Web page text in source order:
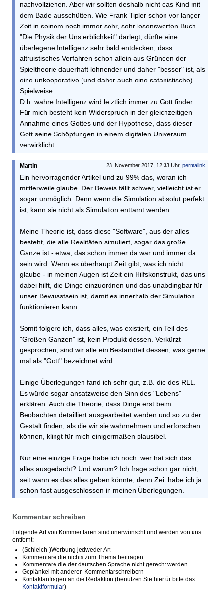
nachvollziehen. Aber wir sollten deshalb nicht das Kind mit
dem Bade ausschütten. Wie Frank Tipler schon vor langer
Zeit in seinem noch immer sehr, sehr lesenswerten Buch
"Die Physik der Unsterblichkeit" darlegt, dürfte eine
überlegene Intelligenz sehr bald entdecken, dass
altruistisches Verfahren schon allein aus Gründen der
Spieltheorie dauerhaft lohnender und daher "besser" ist, als
eine unkooperative (und daher auch eine satanistische)
Spielweise.
D.h. wahre Intelligenz wird letztlich immer zu Gott finden.
Für mich besteht kein Widerspruch in der gleichzeitigen
Annahme eines Gottes und der Hypothese, dass dieser
Gott seine Schöpfungen in einem digitalen Universum
verwirklicht.
23. November 2017, 12:33 Uhr, permalink
Martin
Ein hervorragender Artikel und zu 99% das, woran ich
mittlerweile glaube. Der Beweis fällt schwer, vielleicht ist er
sogar unmöglich. Denn wenn die Simulation absolut perfekt
ist, kann sie nicht als Simulation enttarnt werden.
Meine Theorie ist, dass diese "Software", aus der alles
besteht, die alle Realitäten simuliert, sogar das große
Ganze ist - etwa, das schon immer da war und immer da
sein wird. Wenn es überhaupt Zeit gibt, was ich nicht
glaube - in meinen Augen ist Zeit ein Hilfskonstrukt, das uns
dabei hilft, die Dinge einzuordnen und das unabdingbar für
unser Bewusstsein ist, damit es innerhalb der Simulation
funktionieren kann.
Somit folgere ich, dass alles, was existiert, ein Teil des
"Großen Ganzen" ist, kein Produkt dessen. Verkürzt
gesprochen, sind wir alle ein Bestandteil dessen, was gerne
mal als "Gott" bezeichnet wird.
Einige Überlegungen fand ich sehr gut, z.B. die des RLL.
Es würde sogar ansatzweise den Sinn des "Lebens"
erklären. Auch die Theorie, dass Dinge erst beim
Beobachten detailliert ausgearbeitet werden und so zu der
Gestalt finden, als die wir sie wahrnehmen und erforschen
können, klingt für mich einigermaßen plausibel.
Nur eine einzige Frage habe ich noch: wer hat sich das
alles ausgedacht? Und warum? Ich frage schon gar nicht,
seit wann es das alles geben könnte, denn Zeit habe ich ja
schon fast ausgeschlossen in meinen Überlegungen.
Kommentar schreiben
Folgende Art von Kommentaren sind unerwünscht und werden von uns
entfernt:
(Schleich-)Werbung jedweder Art
Kommentare die nichts zum Thema beitragen
Kommentare die der deutschen Sprache nicht gerecht werden
Geplänkel mit anderen Kommentarschreibern
Kontaktanfragen an die Redaktion (benutzen Sie hierfür bitte das
Kontaktformular)